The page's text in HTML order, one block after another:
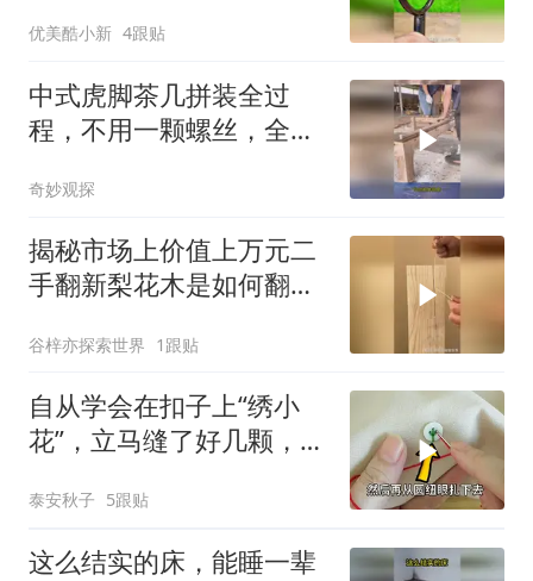
优美酷小新 4跟贴
中式虎脚茶几拼装全过
程，不用一颗螺丝，全靠
奇妙观探
揭秘市场上价值上万元二
手翻新梨花木是如何翻新
谷梓亦探索世界 1跟贴
自从学会在扣子上“绣小
花”，立马缝了好几颗，实
泰安秋子 5跟贴
这么结实的床，能睡一辈